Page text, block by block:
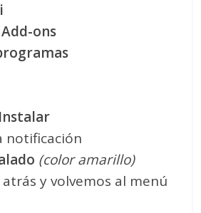
Add-ons
Instalar
notificación
(color amarillo)
y volvemos al menú